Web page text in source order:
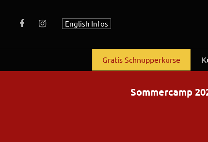
English Infos
Gratis Schnupperkurse
Sommercamp